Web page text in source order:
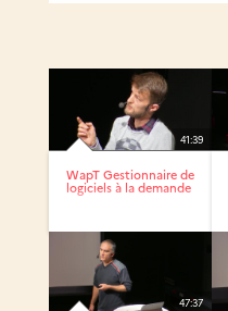
41:39
WapT Gestionnaire de
logiciels à la demande
47:37